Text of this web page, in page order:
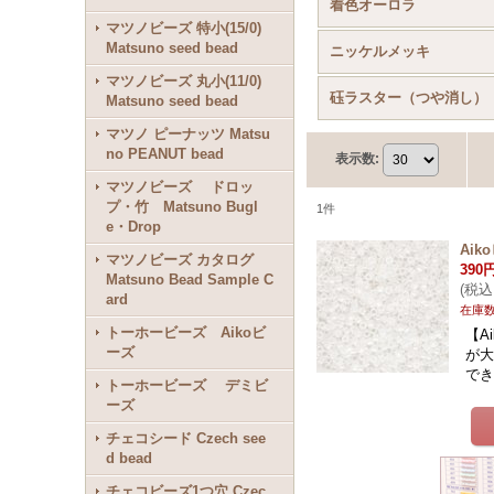
マツノビーズ 特小(15/0)
Matsuno seed bead
マツノビーズ 丸小(11/0)
Matsuno seed bead
マツノ ピーナッツ Matsu
no PEANUT bead
マツノビーズ ドロッ
プ・竹 Matsuno Bugl
e・Drop
マツノビーズ カタログ
Matsuno Bead Sample C
ard
トーホービーズ Aikoビ
ーズ
トーホービーズ デミビ
ーズ
チェコシード Czech see
d bead
着色オーロラ
ニッケルメッキ
砡ラスター（つや消し）
表示数:
1件
Aiko
390
(税込
在庫
【
が
で